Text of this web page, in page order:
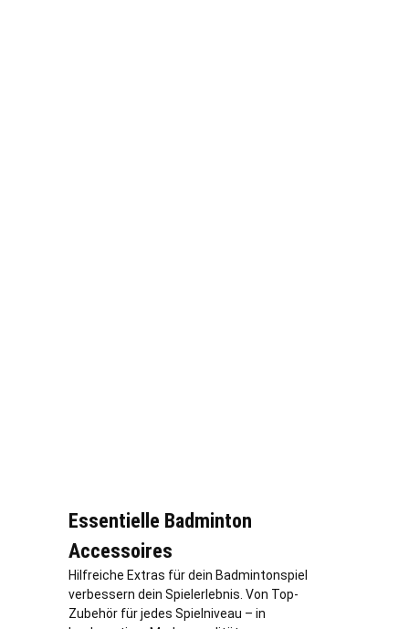
Essentielle Badminton
Accessoires
Hilfreiche Extras für dein Badmintonspiel
verbessern dein Spielerlebnis. Von Top-
Zubehör für jedes Spielniveau – in